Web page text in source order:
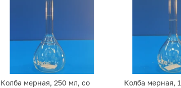
Колба мерная, 250 мл, со
Колба мерная,